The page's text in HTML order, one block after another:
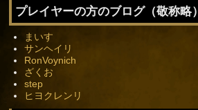
プレイヤーの方のブログ（敬称略）
まいす
サンヘイリ
RonVoynich
ざくお
step
ヒヨクレンリ